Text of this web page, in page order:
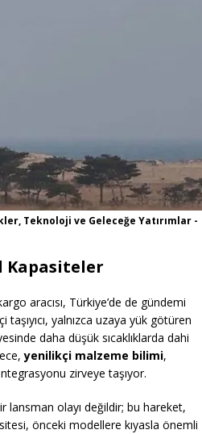
Teknoloji ve Geleceğe Yatırımlar -
Kapasiteler
aracısı, Türkiye’de de gündemi
yalnızca uzaya yük götüren
daha düşük sıcaklıklarda dahi
yenilikçi malzeme bilimi,
zirveye taşıyor.
lansman olayı değildir; bu hareket,
önceki modellere kıyasla önemli